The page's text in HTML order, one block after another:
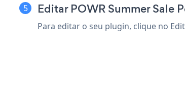
Editar POWR Summer Sale
Para editar o seu plugin, clique no